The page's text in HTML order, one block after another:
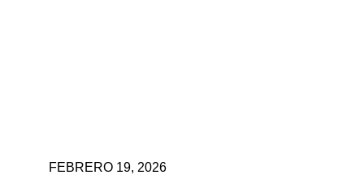
FEBRERO 19, 2026